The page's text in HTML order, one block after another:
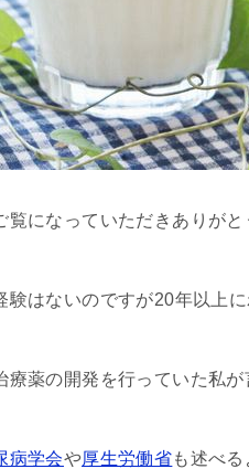
覧になっていただきありがと
験はないのですが20年以上
療薬の開発を行っていた私が
病学会や厚生労働省も述べる